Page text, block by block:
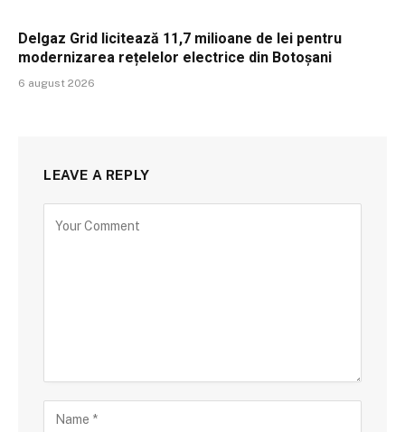
Delgaz Grid licitează 11,7 milioane de lei pentru
modernizarea rețelelor electrice din Botoșani
6 august 2026
LEAVE A REPLY